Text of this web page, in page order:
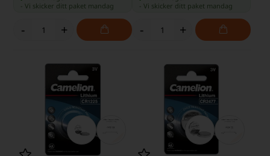
-Vi skicker ditt paket mandag
- +
Vi skicker ditt paket mandag
- +